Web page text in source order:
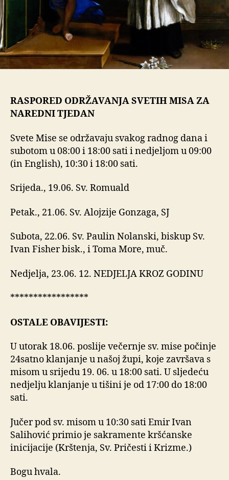
RASPORED ODRŽAVANJA SVETIH MISA ZA
NAREDNI TJEDAN
Svete Mise se održavaju svakog radnog dana i
subotom u 08:00 i 18:00 sati i nedjeljom u 09:00
(in English), 10:30 i 18:00 sati.
Srijeda., 19.06. Sv. Romuald
Petak., 21.06. Sv. Alojzije Gonzaga, SJ
Subota, 22.06. Sv. Paulin Nolanski, biskup Sv.
Ivan Fisher bisk., i Toma More, muč.
Nedjelja, 23.06. 12. NEDJELJA KROZ GODINU
*****************
OSTALE OBAVIJESTI:
U utorak 18.06. poslije večernje sv. mise počinje
24satno klanjanje u našoj župi, koje završava s
misom u srijedu 19. 06. u 18:00 sati. U sljedeću
nedjelju klanjanje u tišini je od 17:00 do 18:00
sati.
Jučer pod sv. misom u 10:30 sati Emir Ivan
Salihović primio je sakramente kršćanske
inicijacije (Krštenja, Sv. Pričesti i Krizme.)
Bogu hvala.